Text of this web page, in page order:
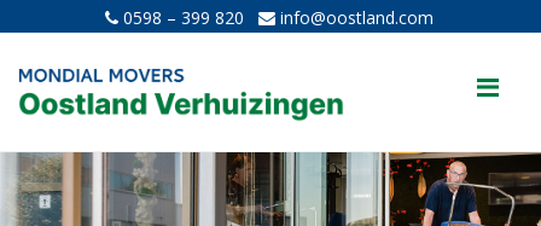
0598 – 399 820 info@oostland.com